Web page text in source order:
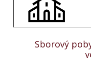
Sborový